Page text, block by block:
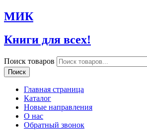
МИК
Книги для всех!
Поиск товаров
Поиск
Главная страница
Каталог
Новые направления
О нас
Обратный звонок